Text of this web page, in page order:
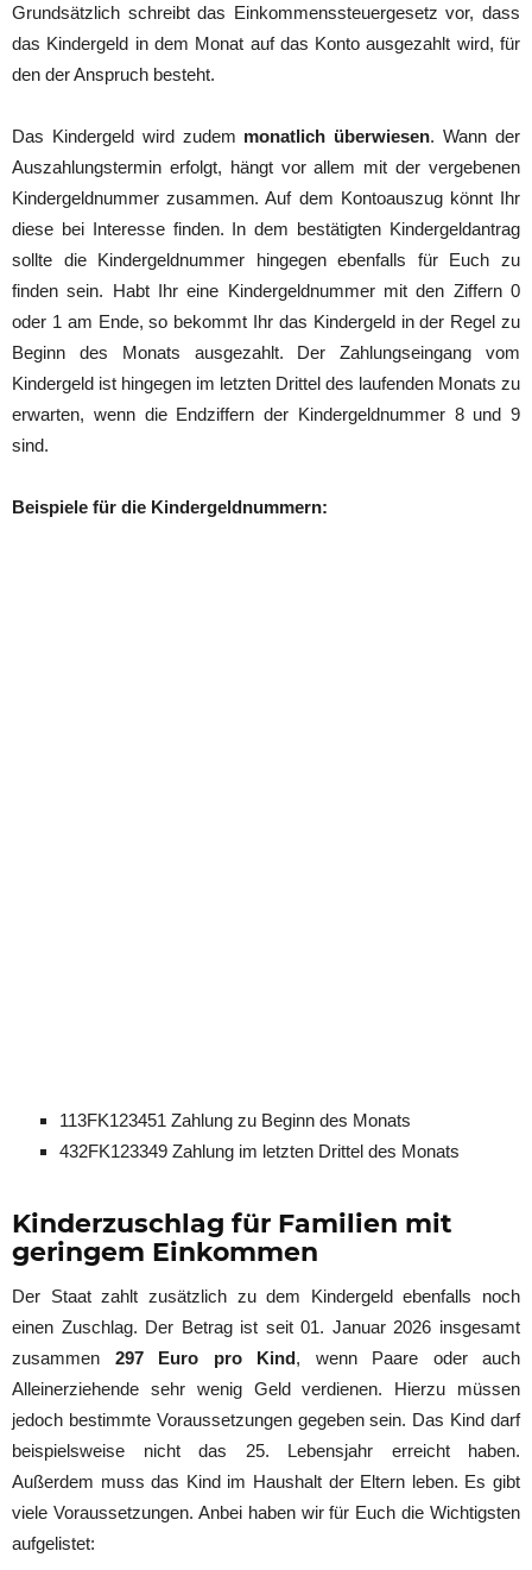
Grundsätzlich schreibt das Einkommenssteuergesetz vor, dass
das Kindergeld in dem Monat auf das Konto ausgezahlt wird, für
den der Anspruch besteht.
Das Kindergeld wird zudem monatlich überwiesen. Wann der
Auszahlungstermin erfolgt, hängt vor allem mit der vergebenen
Kindergeldnummer zusammen. Auf dem Kontoauszug könnt Ihr
diese bei Interesse finden. In dem bestätigten Kindergeldantrag
sollte die Kindergeldnummer hingegen ebenfalls für Euch zu
finden sein. Habt Ihr eine Kindergeldnummer mit den Ziffern 0
oder 1 am Ende, so bekommt Ihr das Kindergeld in der Regel zu
Beginn des Monats ausgezahlt. Der Zahlungseingang vom
Kindergeld ist hingegen im letzten Drittel des laufenden Monats zu
erwarten, wenn die Endziffern der Kindergeldnummer 8 und 9
sind.
Beispiele für die Kindergeldnummern:
113FK123451 Zahlung zu Beginn des Monats
432FK123349 Zahlung im letzten Drittel des Monats
Kinderzuschlag für Familien mit
geringem Einkommen
Der Staat zahlt zusätzlich zu dem Kindergeld ebenfalls noch
einen Zuschlag. Der Betrag ist seit 01. Januar 2026 insgesamt
zusammen 297 Euro pro Kind, wenn Paare oder auch
Alleinerziehende sehr wenig Geld verdienen. Hierzu müssen
jedoch bestimmte Voraussetzungen gegeben sein. Das Kind darf
beispielsweise nicht das 25. Lebensjahr erreicht haben.
Außerdem muss das Kind im Haushalt der Eltern leben. Es gibt
viele Voraussetzungen. Anbei haben wir für Euch die Wichtigsten
aufgelistet: